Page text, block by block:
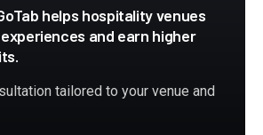
helps hospitality venues
and earn higher
tailored to your venue and